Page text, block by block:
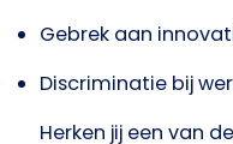
Gebrek aan
Discriminatie bij
Herken jij een van